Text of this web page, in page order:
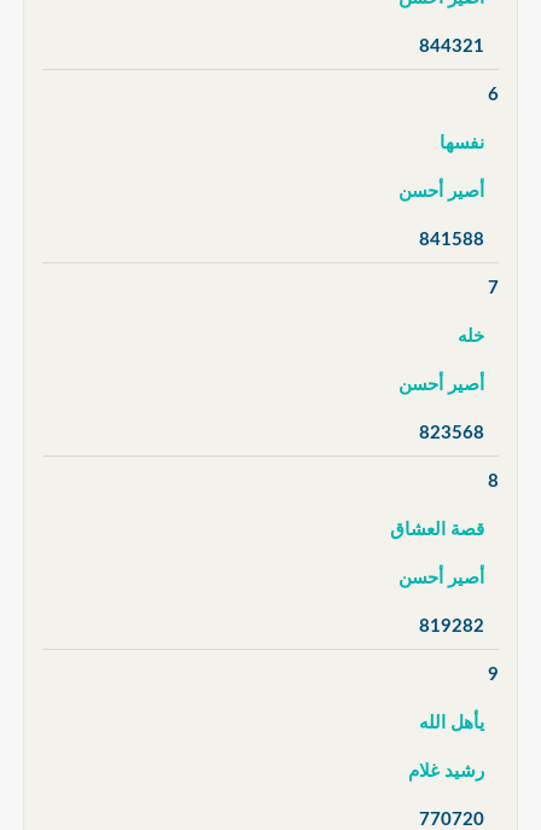
844321
6
نفسها
أصير أحسن
841588
7
خله
أصير أحسن
823568
8
قصة العشاق
أصير أحسن
819282
9
يأهل الله
رشيد غلام
770720